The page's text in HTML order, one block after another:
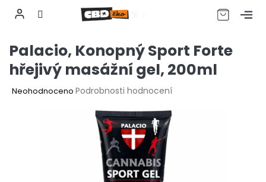
obsah
CZK
Palacio, Konopný Sport Forte
hřejivý masážní gel, 200ml
Průměrné
Neohodnoceno Podrobnosti hodnocení